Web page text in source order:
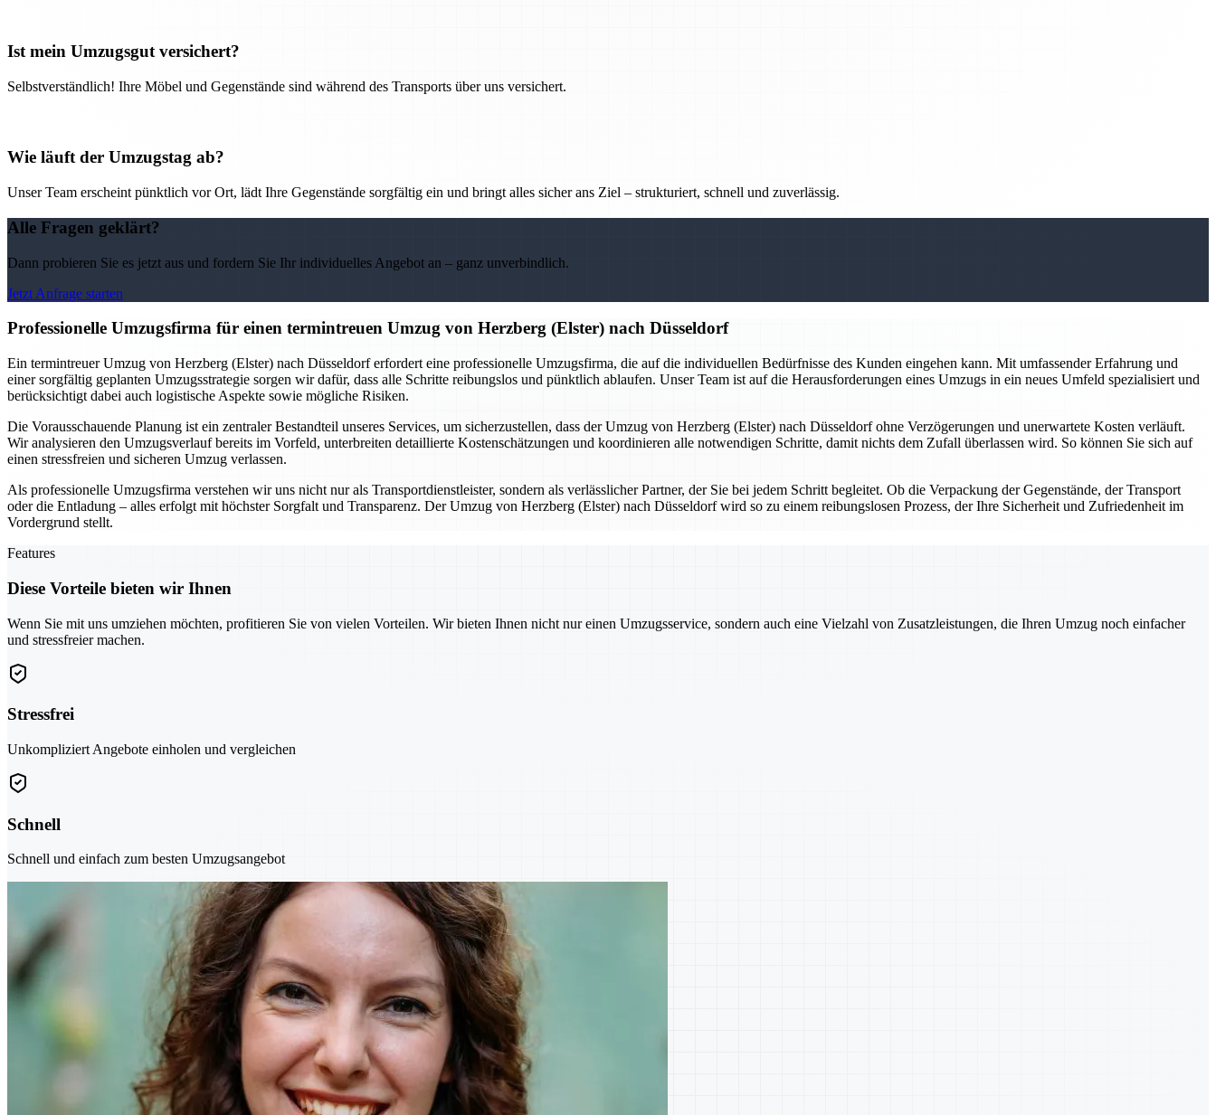
Ist mein Umzugsgut versichert?
Selbstverständlich! Ihre Möbel und Gegenstände sind während des Transports über uns versichert.
Wie läuft der Umzugstag ab?
Unser Team erscheint pünktlich vor Ort, lädt Ihre Gegenstände sorgfältig ein und bringt alles sicher ans Ziel – strukturiert, schnell und zuverlässig.
Alle Fragen geklärt?
Dann probieren Sie es jetzt aus und fordern Sie Ihr individuelles Angebot an – ganz unverbindlich.
Jetzt Anfrage starten
Professionelle Umzugsfirma für einen termintreuen Umzug von Herzberg (Elster) nach Düsseldorf
Ein termintreuer Umzug von Herzberg (Elster) nach Düsseldorf erfordert eine professionelle Umzugsfirma, die auf die individuellen Bedürfnisse des Kunden eingehen kann. Mit umfassender Erfahrung und
einer sorgfältig geplanten Umzugsstrategie sorgen wir dafür, dass alle Schritte reibungslos und pünktlich ablaufen. Unser Team ist auf die Herausforderungen eines Umzugs in ein neues Umfeld spezialisiert und
berücksichtigt dabei auch logistische Aspekte sowie mögliche Risiken.
Die Vorausschauende Planung ist ein zentraler Bestandteil unseres Services, um sicherzustellen, dass der Umzug von Herzberg (Elster) nach Düsseldorf ohne Verzögerungen und unerwartete Kosten verläuft.
Wir analysieren den Umzugsverlauf bereits im Vorfeld, unterbreiten detaillierte Kostenschätzungen und koordinieren alle notwendigen Schritte, damit nichts dem Zufall überlassen wird. So können Sie sich auf
einen stressfreien und sicheren Umzug verlassen.
Als professionelle Umzugsfirma verstehen wir uns nicht nur als Transportdienstleister, sondern als verlässlicher Partner, der Sie bei jedem Schritt begleitet. Ob die Verpackung der Gegenstände, der Transport
oder die Entladung – alles erfolgt mit höchster Sorgfalt und Transparenz. Der Umzug von Herzberg (Elster) nach Düsseldorf wird so zu einem reibungslosen Prozess, der Ihre Sicherheit und Zufriedenheit im
Vordergrund stellt.
Features
Diese Vorteile bieten wir Ihnen
Wenn Sie mit uns umziehen möchten, profitieren Sie von vielen Vorteilen. Wir bieten Ihnen nicht nur einen Umzugsservice, sondern auch eine Vielzahl von Zusatzleistungen, die Ihren Umzug noch einfacher
und stressfreier machen.
Stressfrei
Unkompliziert Angebote einholen und vergleichen
Schnell
Schnell und einfach zum besten Umzugsangebot